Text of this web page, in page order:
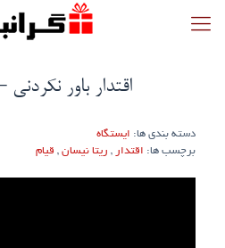
اقتدار باور نکردنی
دسته بندی ها: ایستگاه
برچسب ها: اقتدار , ریتا نیسان , قیام